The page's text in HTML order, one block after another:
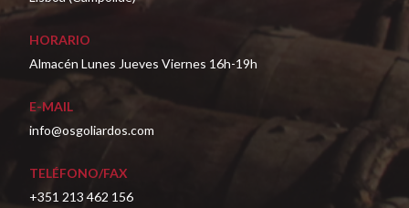
HORARIO
Almacén Lunes Jueves Viernes 16h-19h
E-MAIL
info@osgoliardos.com
TELÉFONO/FAX
+351 213 462 156